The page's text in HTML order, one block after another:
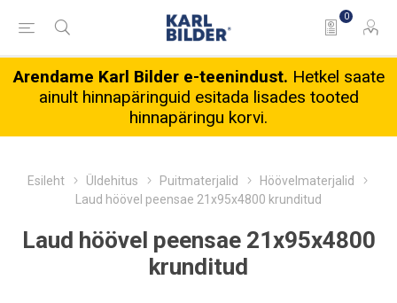
0
Arendame Karl Bilder e-teenindust. Hetkel saate
ainult hinnapäringuid esitada lisades tooted
hinnapäringu korvi.
Esileht Üldehitus Puitmaterjalid
Höövelmaterjalid
Laud höövel peensae 21x95x4800 krunditud
Laud höövel peensae 21x95x4800
krunditud